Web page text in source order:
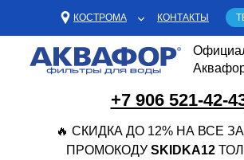
+7 906 521-42-
КОСТРОМА
🔥 СКИДКА ДО 12% НА ВСЕ
ПРОМОКОДУ SKIDKA12
КОНТАКТЫ